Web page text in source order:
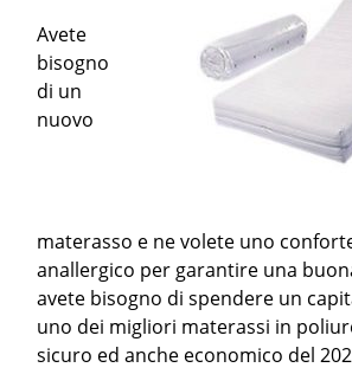
Avete
bisogno
di un
nuovo
materasso e ne volete uno
anallergico per garantire una
avete bisogno di spendere un
uno dei migliori materassi in
sicuro ed anche economico del